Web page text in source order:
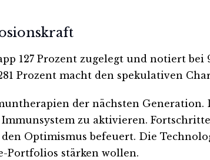
127 Prozent zugelegt und notiert bei
Prozent macht den spekulativen
der nächsten
zu aktivieren.
Optimismus befeuert. Die
Portfolios stärken wollen.